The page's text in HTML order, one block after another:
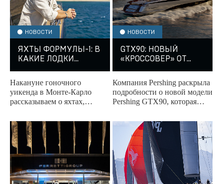
НОВОСТИ
ЯХТЫ ФОРМУЛЫ-1: В
КАКИЕ ЛОДКИ
ФЕРСТАППЕН И
ДРУГИЕ ГОНЩИКИ
Накануне гоночного
уикенда в Монте-Карло
рассказываем о яхтах,
и известные персоны
Формулы-1.
НОВОСТИ
GTX90: НОВЫЙ
«КРОССОВЕР» ОТ
Компания Pershing раскрыла
подробности о новой модели
Pershing GTX90, которая
Utility Yachts.